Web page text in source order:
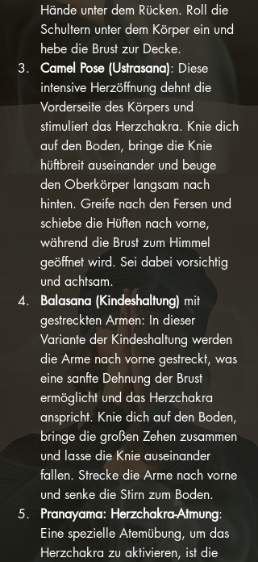
Hände unter dem Rücken. Roll die
Schultern unter dem Körper ein und
hebe die Brust zur Decke.
Camel Pose (Ustrasana): Diese
intensive Herzöffnung dehnt die
Vorderseite des Körpers und
stimuliert das Herzchakra. Knie dich
auf den Boden, bringe die Knie
hüftbreit auseinander und beuge
den Oberkörper langsam nach
hinten. Greife nach den Fersen und
schiebe die Hüften nach vorne,
während die Brust zum Himmel
geöffnet wird. Sei dabei vorsichtig
und achtsam.
Balasana (Kindeshaltung) mit
gestreckten Armen: In dieser
Variante der Kindeshaltung werden
die Arme nach vorne gestreckt, was
eine sanfte Dehnung der Brust
ermöglicht und das Herzchakra
anspricht. Knie dich auf den Boden,
bringe die großen Zehen zusammen
und lasse die Knie auseinander
fallen. Strecke die Arme nach vorne
und senke die Stirn zum Boden.
Pranayama: Herzchakra-Atmung:
Eine spezielle Atemübung, um das
Herzchakra zu aktivieren, ist die